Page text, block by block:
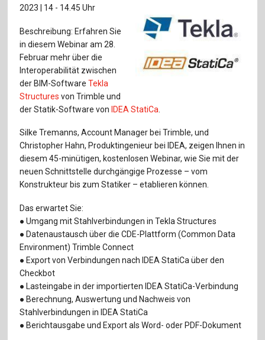
Für Autor:innen
Verlag
Sprache / Language: DE Sprache / Language: EN
2023 | 14 - 14.45 Uhr
Beschreibung: Erfahren Sie
in diesem Webinar am 28.
Februar mehr über die
Interoperabilität zwischen
der BIM-SoftwareTekla
Structuresvon Trimble und
der Statik-Software vonIDEA StatiCa
Silke Tremanns, Account Manager bei Trimble, und
Christopher Hahn, Produktingenieur bei IDEA, zeigen Ihnen in
diesem 45-minütigen, kostenlosen Webinar, wie Sie mit der
neuen Schnittstelle durchgängige Prozesse – vom
Konstrukteur bis zum Statiker – etablieren können.
Das erwartet Sie:
● Umgang mit Stahlverbindungen in Tekla Structures
● Datenaustausch über die CDE-Plattform (Common Data
Environment) Trimble Connect
● Export von Verbindungen nach IDEA StatiCa über den
Checkbot
● Lasteingabe in der importierten IDEA StatiCa-Verbindung
● Berechnung, Auswertung und Nachweis von
Stahlverbindungen in IDEA StatiCa
● Berichtausgabe und Export als Word- oder PDF-Dokument